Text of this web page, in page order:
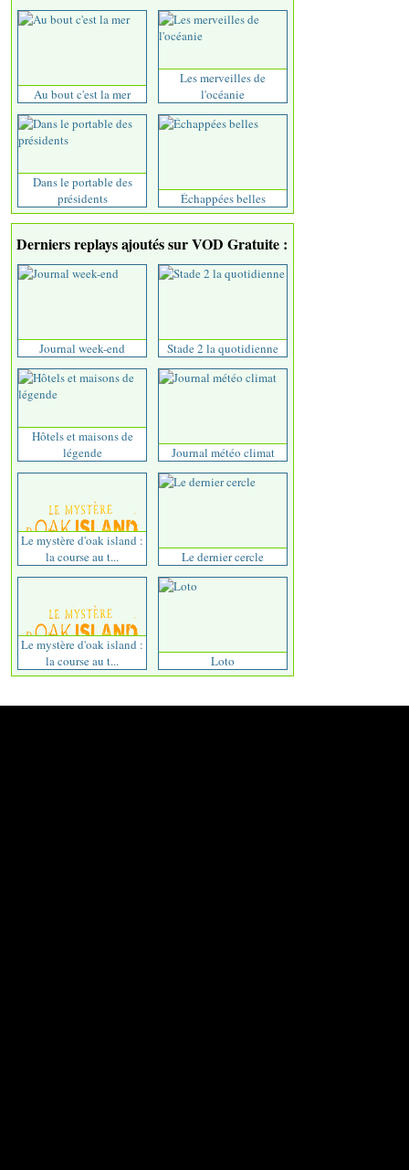
Au bout c'est la mer
Les merveilles de
l'océanie
Dans le portable des
présidents
Échappées belles
Derniers replays ajoutés sur VOD Gratuite :
Journal week-end Stade 2 la quotidienne
Hôtels et maisons de
légende
Journal météo climat
Le mystère d'oak island :
la course au t...
Le dernier cercle
Le mystère d'oak island :
la course au t...
Loto